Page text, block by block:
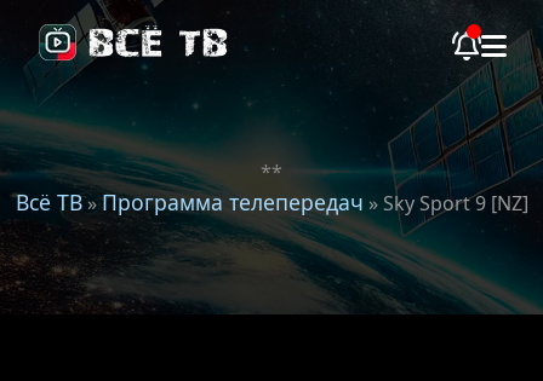
**
Всё ТВ»Программа телепередач » Sky Sport 9 [NZ]